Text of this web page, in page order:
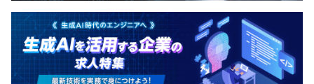
【活用事例】
・効率的な面接プロセスの実現による採用チームの労働環
境改善
・AI面接官でアトラクト強化：内定承諾率と選考辞退率の
ご経験とスキルにより昇給・昇格していきます。
設けず、裁量労働制を導入しています。ひとりひとり
が働きやすい時間帯・仕事スタイルに合わせ、働く
時間を自分で決めることができます。社員のポテンシ
ャルが最大限発揮される時間帯・場所での働き方を